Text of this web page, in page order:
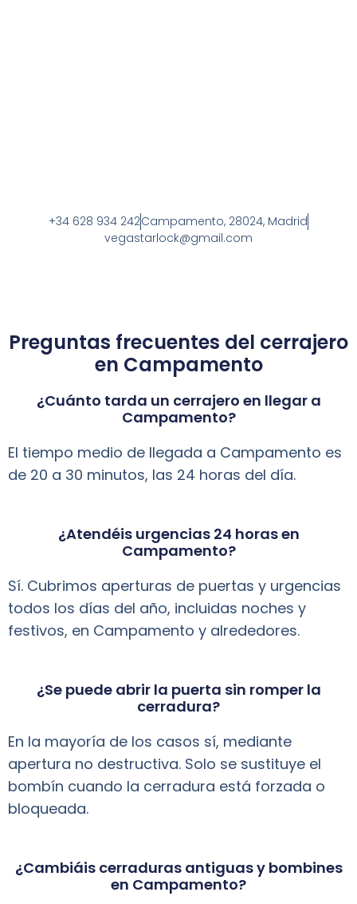
+34 628 934 242Campamento, 28024, Madrid
vegastarlock@gmail.com
Preguntas frecuentes del cerrajero
en Campamento
¿Cuánto tarda un cerrajero en llegar a
Campamento?
El tiempo medio de llegada a Campamento es
de 20 a 30 minutos, las 24 horas del día.
¿Atendéis urgencias 24 horas en
Campamento?
Sí. Cubrimos aperturas de puertas y urgencias
todos los días del año, incluidas noches y
festivos, en Campamento y alrededores.
¿Se puede abrir la puerta sin romper la
cerradura?
En la mayoría de los casos sí, mediante
apertura no destructiva. Solo se sustituye el
bombín cuando la cerradura está forzada o
bloqueada.
¿Cambiáis cerraduras antiguas y bombines
en Campamento?